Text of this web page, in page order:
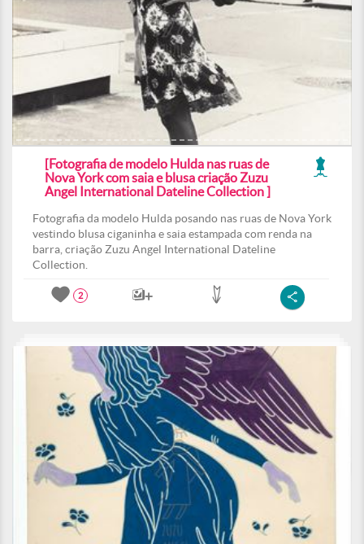
[Fotografia de modelo Hulda nas ruas de
Nova York com saia e blusa criação Zuzu
Angel International Dateline Collection ]
Fotografia da modelo Hulda posando nas ruas de Nova York
vestindo blusa ciganinha e saia estampada com renda na
barra, criação Zuzu Angel International Dateline
Collection.
2